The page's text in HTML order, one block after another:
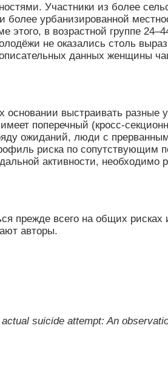
Участники из более
урбанизированной
в возрастной группе
не оказались столь
данных женщины
выстраивать разные
поперечный (кросс-
ожиданий, люди с
риска по сопутствующим
активности, необходимо
прежде всего на общих рисках
авторы.
suicide attempt: An